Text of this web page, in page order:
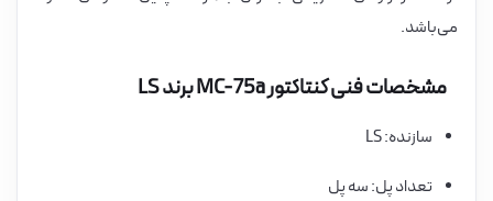
می‌باشد.
مشخصات فنی کنتاکتور MC-75a برند LS
سازنده: LS
تعداد پل: سه پل